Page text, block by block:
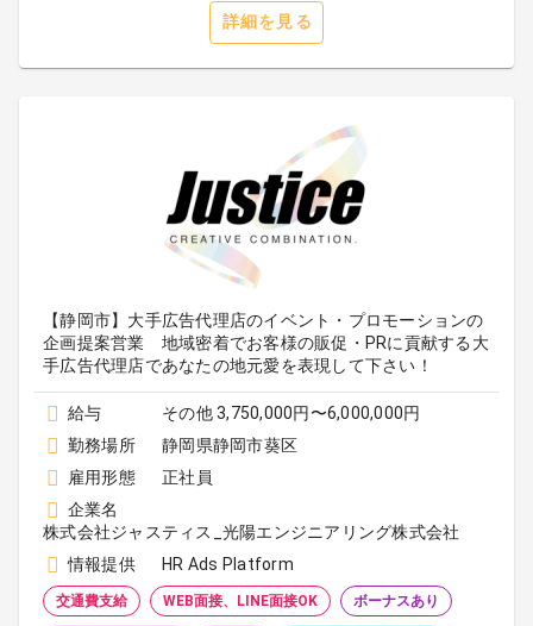
詳細を見る
【静岡市】大手広告代理店のイベント・プロモーションの
企画提案営業 地域密着でお客様の販促・PRに貢献する大
手広告代理店であなたの地元愛を表現して下さい！
給与
その他 3,750,000円〜6,000,000円
勤務場所
静岡県静岡市葵区
雇用形態
正社員
企業名
株式会社ジャスティス_光陽エンジニアリング株式会社
情報提供
HR Ads Platform
交通費支給 WEB面接、LINE面接OK ボーナスあり